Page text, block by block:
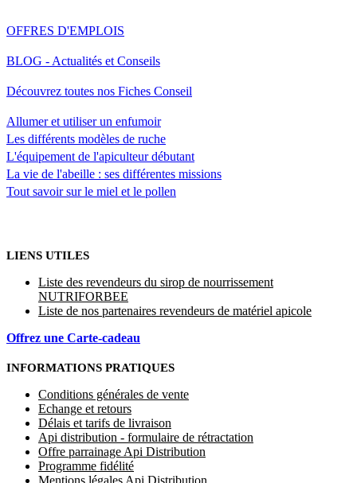
OFFRES D'EMPLOIS
BLOG - Actualités et Conseils
Découvrez toutes nos Fiches Conseil
Allumer et utiliser un enfumoir
Les différents modèles de ruche
L'équipement de l'apiculteur débutant
La vie de l'abeille : ses différentes missions
Tout savoir sur le miel et le pollen
LIENS UTILES
Liste des revendeurs du sirop de nourrissement
NUTRIFORBEE
Liste de nos partenaires revendeurs de matériel apicole
Offrez une Carte-cadeau
INFORMATIONS PRATIQUES
Conditions générales de vente
Echange et retours
Délais et tarifs de livraison
Api distribution - formulaire de rétractation
Offre parrainage Api Distribution
Programme fidélité